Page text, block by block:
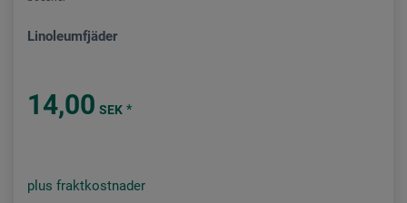
Linoleumfjäder
14,00 SEK *
plus fraktkostnader